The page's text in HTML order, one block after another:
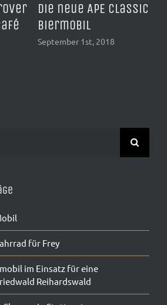
Die neue APE Classic
Biermobil
September 1st, 2018
für Frey
im Einsatz für eine
Reihardswald